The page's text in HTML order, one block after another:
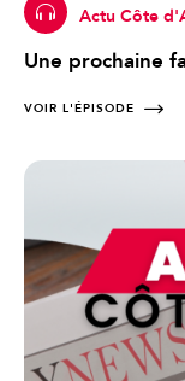
Actu Côte
Une prochaine
VOIR L'ÉPISODE